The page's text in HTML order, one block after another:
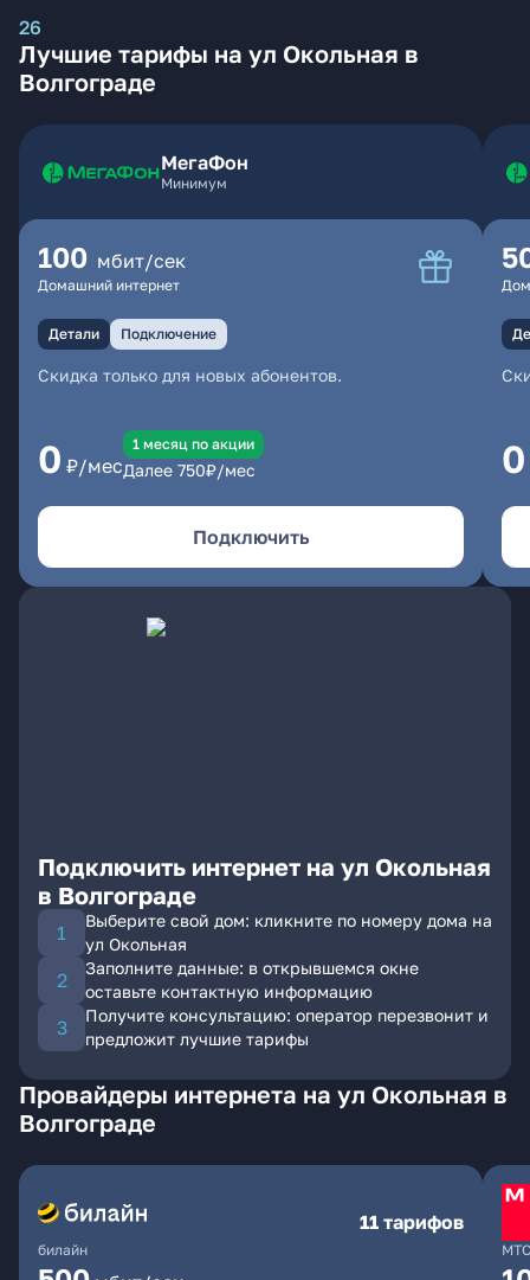
26
Лучшие тарифы на ул Окольная в
Волгограде
МегаФон
Минимум
100 мбит/сек
Домашний интернет
Детали Подключение
Скидка только для новых абонентов.
0 ₽/мес
1 месяц по акции
Далее 750₽/мес
Подключить
0
Подключить интернет на ул Окольная
в Волгограде
Выберите свой дом: кликните по номеру дома на
ул Окольная
Заполните данные: в открывшемся окне
оставьте контактную информацию
Получите консультацию: оператор перезвонит и
предложит лучшие тарифы
Провайдеры интернета на ул Окольная в
Волгограде
билайн
11 тарифов
МТС